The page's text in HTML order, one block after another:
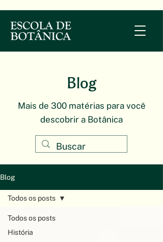
Blog
Mais de 300 matérias para você
descobrir a Botânica
Blog
Todos os posts
História
Todos os posts